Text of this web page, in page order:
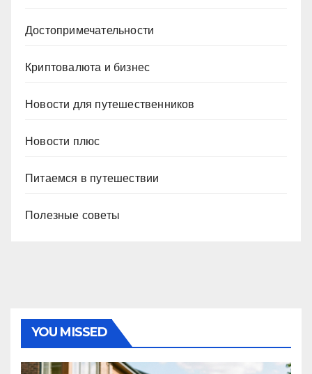
Достопримечательности
Криптовалюта и бизнес
Новости для путешественников
Новости плюс
Питаемся в путешествии
Полезные советы
YOU MISSED